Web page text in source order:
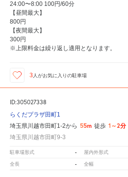
24:00〜8:00 100円/60分
【昼間最大】
800円
【夜間最大】
300円
※上限料金は繰り返し適用となります。
3 人がお気に入りの駐車場
ID:305027338
らくだプラザ田町1
埼玉県川越市田町1-2から 55m 徒歩 1～2分
埼玉県川越市田町9-3
駐車場形式 - 屋内外形式
全長 - 全幅